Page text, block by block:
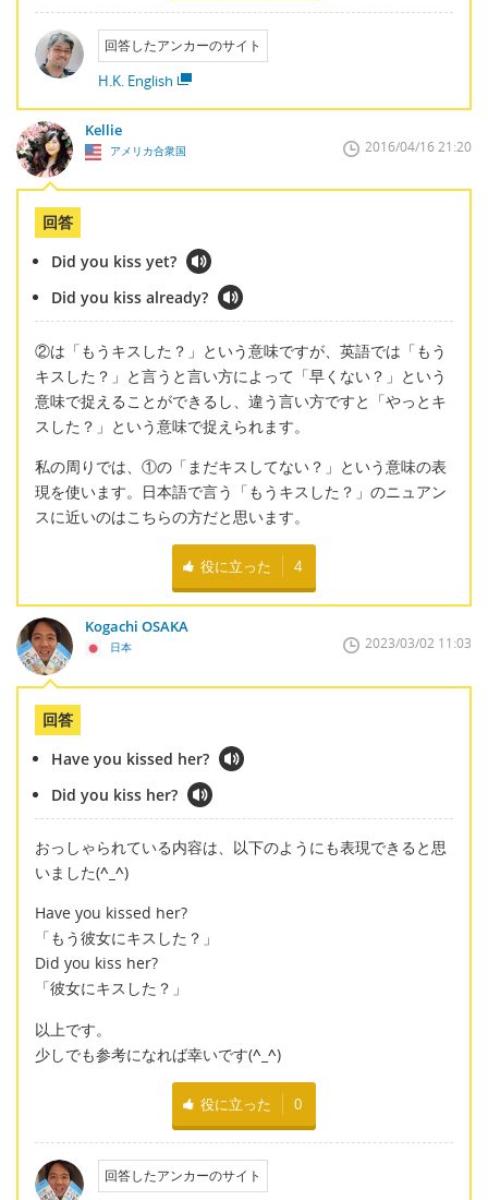
回答したアンカーのサイト
H.K. English
Kellie
アメリカ合衆国 2016/04/16 21:20
回答
Did you kiss yet?
Did you kiss already?
②は「もうキスした？」という意味ですが、英語では「もう
キスした？」と言うと言い方によって「早くない？」という
意味で捉えることができるし、違う言い方ですと「やっとキ
スした？」という意味で捉えられます。
私の周りでは、①の「まだキスしてない？」という意味の表
現を使います。日本語で言う「もうキスした？」のニュアン
スに近いのはこちらの方だと思います。
役に立った 4
Kogachi OSAKA
日本 2023/03/02 11:03
回答
Have you kissed her?
Did you kiss her?
おっしゃられている内容は、以下のようにも表現できると思
いました(^_^)
Have you kissed her?
「もう彼女にキスした？」
Did you kiss her?
「彼女にキスした？」
以上です。
少しでも参考になれば幸いです(^_^)
役に立った 0
回答したアンカーのサイト